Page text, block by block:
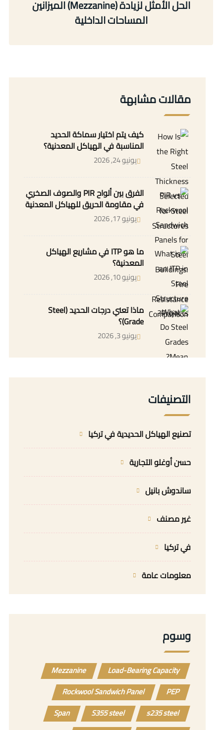
الميزانين (Mezzanine) الحل الأمثل لزيادة
المساحات الداخلية
مقالات مشابهة
كيف يتم اختيار سماكة الحديد
المناسبة في الهياكل المعدنية؟
يونيو 24, 2026
الفرق بين ألواح PIR والصوف الصخري
في مقاومة الحريق للهياكل المعدنية
يونيو 17, 2026
ما هو ITP في مشاريع الهياكل
المعدنية؟
يونيو 10, 2026
ماذا تعني درجات الحديد (Steel
Grade)؟
يونيو 3, 2026
التصنيفات
تصنيع الهياكل الحديدية في تركيا
حسن أوغلو التجارية
ساندوش بانيل
غير مصنف
في تركيا
معلومات عامة
وسوم
Load-Bearing Capacity
Mezzanine
PEP
Rockwool Sandwich Panel
s235 steel
S355 steel
Span